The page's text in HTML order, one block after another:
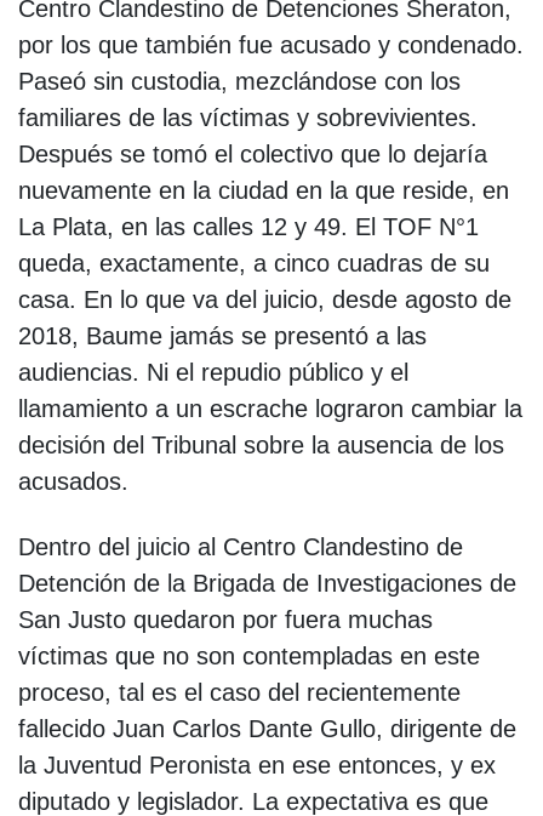
Centro Clandestino de Detenciones Sheraton,
por los que también fue acusado y condenado.
Paseó sin custodia, mezclándose con los
familiares de las víctimas y sobrevivientes.
Después se tomó el colectivo que lo dejaría
nuevamente en la ciudad en la que reside, en
La Plata, en las calles 12 y 49. El TOF N°1
queda, exactamente, a cinco cuadras de su
casa. En lo que va del juicio, desde agosto de
2018, Baume jamás se presentó a las
audiencias. Ni el repudio público y el
llamamiento a un escrache lograron cambiar la
decisión del Tribunal sobre la ausencia de los
acusados.
Dentro del juicio al Centro Clandestino de
Detención de la Brigada de Investigaciones de
San Justo quedaron por fuera muchas
víctimas que no son contempladas en este
proceso, tal es el caso del recientemente
fallecido Juan Carlos Dante Gullo, dirigente de
la Juventud Peronista en ese entonces, y ex
diputado y legislador. La expectativa es que